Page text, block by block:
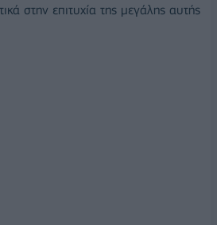
στην επιτυχία της μεγάλης αυτής